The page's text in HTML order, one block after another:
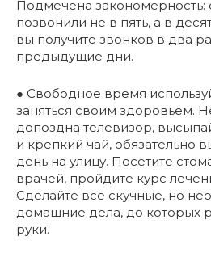
Подмечена закономерность:
позвонили не в пять, а в
вы получите звонков в два
предыдущие дни.
● Свободное время
заняться своим здоровьем.
допоздна телевизор,
и крепкий чай, обязательно
день на улицу. Посетите
врачей, пройдите курс
Сделайте все скучные, но
домашние дела, до которых
руки.